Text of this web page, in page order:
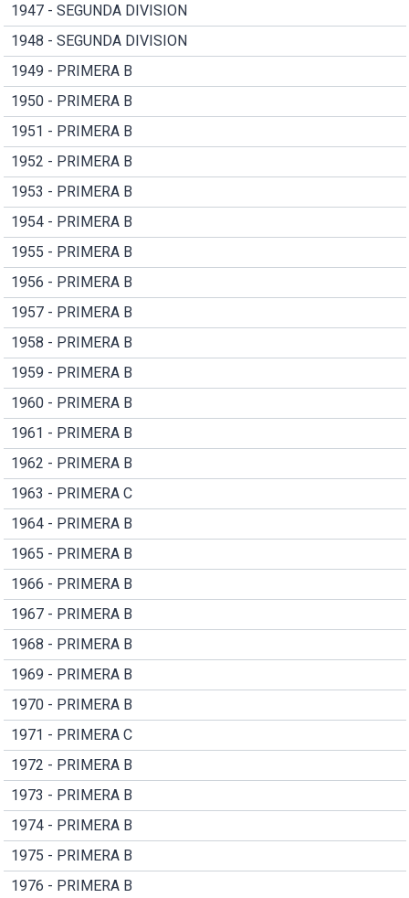
1947 - SEGUNDA DIVISION
1948 - SEGUNDA DIVISION
1949 - PRIMERA B
1950 - PRIMERA B
1951 - PRIMERA B
1952 - PRIMERA B
1953 - PRIMERA B
1954 - PRIMERA B
1955 - PRIMERA B
1956 - PRIMERA B
1957 - PRIMERA B
1958 - PRIMERA B
1959 - PRIMERA B
1960 - PRIMERA B
1961 - PRIMERA B
1962 - PRIMERA B
1963 - PRIMERA C
1964 - PRIMERA B
1965 - PRIMERA B
1966 - PRIMERA B
1967 - PRIMERA B
1968 - PRIMERA B
1969 - PRIMERA B
1970 - PRIMERA B
1971 - PRIMERA C
1972 - PRIMERA B
1973 - PRIMERA B
1974 - PRIMERA B
1975 - PRIMERA B
1976 - PRIMERA B